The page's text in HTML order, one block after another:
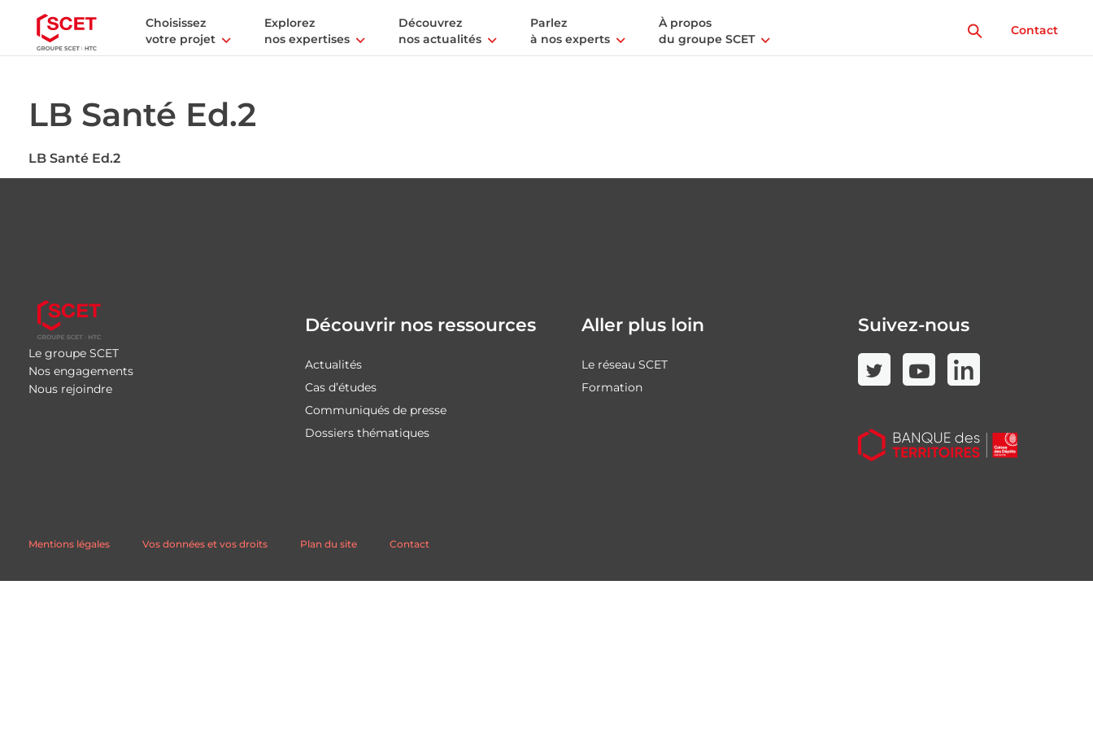
Choisissez
votre projet
Explorez
nos expertises
Découvrez
nos actualités
Parlez
à nos experts
À propos
du groupe SCET
Contact
LB Santé Ed.2
LB Santé Ed.2
Le groupe SCET
Nos engagements
Nous rejoindre
Découvrir nos ressources
Actualités
Cas d’études
Communiqués de presse
Dossiers thématiques
Aller plus loin
Le réseau SCET
Formation
Suivez-nous
Mentions légales Vos données et vos droits Plan du site Contact